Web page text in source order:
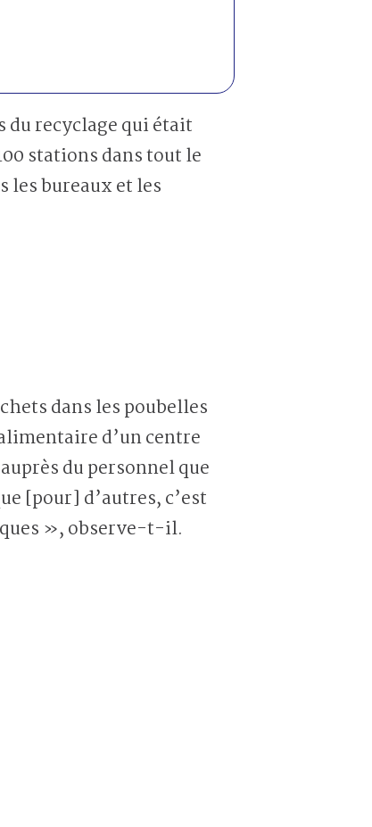
du recyclage qui était
stations dans tout le
les bureaux et les
dans les poubelles
d’un centre
du personnel que
[pour] d’autres, c’est
», observe-t-il.